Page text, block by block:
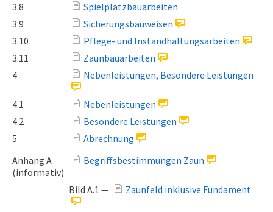
3.8
Spielplatzbauarbeiten
3.9
Sicherungsbauweisen
3.10
Pflege- und Instandhaltungsarbeiten
3.11
Zaunbauarbeiten
4
Nebenleistungen, Besondere Leistungen
4.1
Nebenleistungen
4.2
Besondere Leistungen
5
Abrechnung
Anhang A
(informativ)
Begriffsbestimmungen Zaun
Bild A.1 — Zaunfeld inklusive Fundament